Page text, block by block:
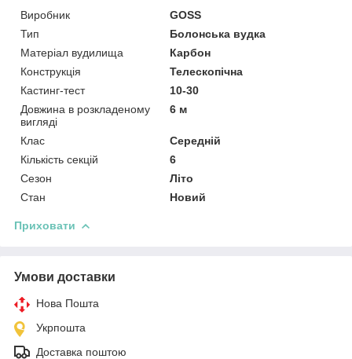
Виробник
GOSS
Тип
Болонська вудка
Матеріал вудилища
Карбон
Конструкція
Телескопічна
Кастинг-тест
10-30
Довжина в розкладеному
вигляді
6 м
Клас
Середній
Кількість секцій
6
Сезон
Літо
Стан
Новий
Приховати
Умови доставки
Нова Пошта
Укрпошта
Доставка поштою